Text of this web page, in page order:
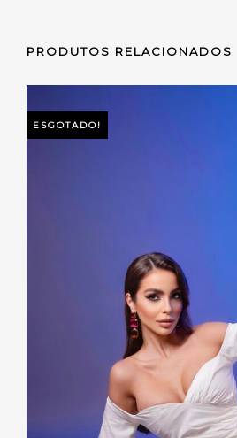
PRODUTOS RELACIONADOS
ESGOTADO!